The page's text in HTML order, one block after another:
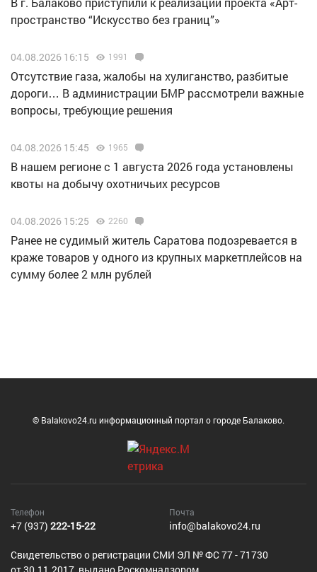
пространство “Искусство без границ”»
04.08.2026 16:15 1991
Отсутствие газа, жалобы на хулиганство, разбитые
дороги… В администрации БМР рассмотрели важные
вопросы, требующие решения
04.08.2026 15:45 1965
В нашем регионе с 1 августа 2026 года установлены
квоты на добычу охотничьих ресурсов
04.08.2026 15:25 2260
Ранее не судимый житель Саратова подозревается в
краже товаров у одного из крупных маркетплейсов на
сумму более 2 млн рублей
© Balakovo24.ru информационный портал о городе Балаково.
Телефон
+7 (937) 222-15-22
Почта
info@balakovo24.ru
Cвидетельство о регистрации СМИ ЭЛ № ФС 77 - 71730